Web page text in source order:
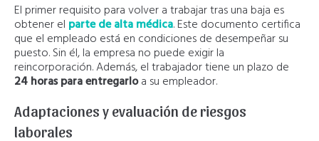
El primer requisito para volver a trabajar tras una baja es
obtener el parte de alta médica. Este documento certifica
que el empleado está en condiciones de desempeñar su
puesto. Sin él, la empresa no puede exigir la
reincorporación. Además, el trabajador tiene un plazo de
24 horas para entregarloa su empleador.
Adaptaciones y evaluación de riesgos
laborales